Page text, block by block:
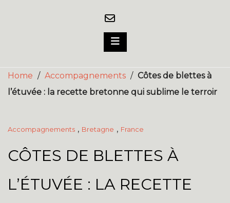
Home / Accompagnements / Côtes de blettes à
l’étuvée : la recette bretonne qui sublime le terroir
Accompagnements , Bretagne , France
CÔTES DE BLETTES À
L’ÉTUVÉE : LA RECETTE